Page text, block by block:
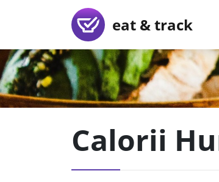
eat & track
Calorii